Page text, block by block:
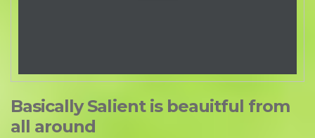
Basically Salient is beauitful from
all around